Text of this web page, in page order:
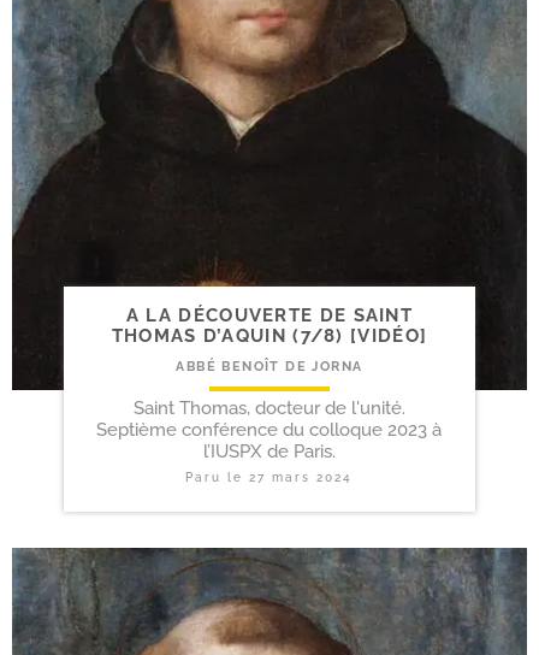
A LA DÉCOUVERTE DE SAINT
THOMAS D’AQUIN (7/​8) [VIDÉO]
ABBÉ BENOÎT DE JORNA
Saint Thomas, docteur de l'unité.
Septième conférence du colloque 2023 à
l’IUSPX de Paris.
Paru le27 mars 2024